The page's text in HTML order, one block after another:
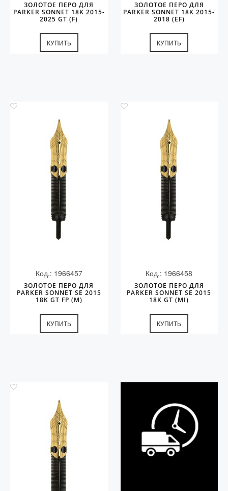
ЗОЛОТОЕ ПЕРО ДЛЯ
PARKER SONNET 18K 2015-
2025 GT (F)
КУПИТЬ
ЗОЛОТОЕ ПЕРО ДЛЯ
PARKER SONNET 18K 2015-
2018 (EF)
КУПИТЬ
Код.: 1966457
ЗОЛОТОЕ ПЕРО ДЛЯ
PARKER SONNET SE 2015
18K GT FP (M)
КУПИТЬ
Код.: 1966458
ЗОЛОТОЕ ПЕРО ДЛЯ
PARKER SONNET SE 2015
18K GT (MI)
КУПИТЬ